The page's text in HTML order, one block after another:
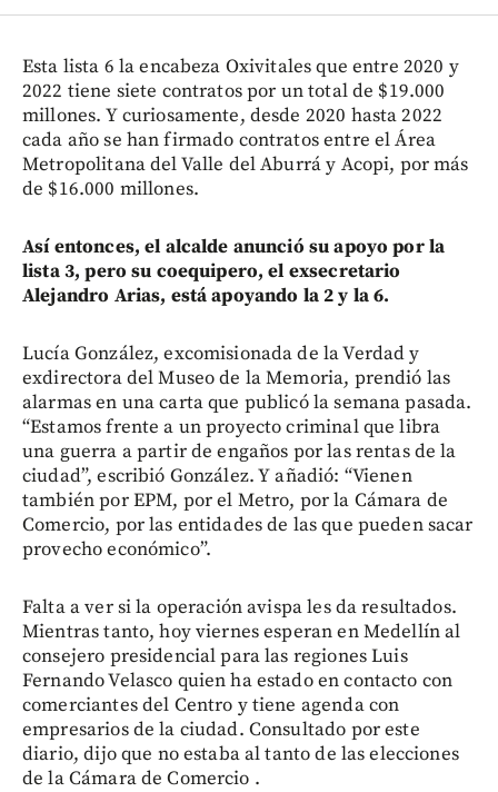
Esta lista 6 la encabeza Oxivitales que entre 2020 y
2022 tiene siete contratos por un total de $19.000
millones. Y curiosamente, desde 2020 hasta 2022
cada año se han firmado contratos entre el Área
Metropolitana del Valle del Aburrá y Acopi, por más
de $16.000 millones.
Así entonces, el alcalde anunció su apoyo por la
lista 3, pero su coequipero, el exsecretario
Alejandro Arias, está apoyando la 2 y la 6.
Lucía González, excomisionada de la Verdad y
exdirectora del Museo de la Memoria, prendió las
alarmas en una carta que publicó la semana pasada.
“Estamos frente a un proyecto criminal que libra
una guerra a partir de engaños por las rentas de la
ciudad”, escribió González. Y añadió: “Vienen
también por EPM, por el Metro, por la Cámara de
Comercio, por las entidades de las que pueden sacar
provecho económico”.
Falta a ver si la operación avispa les da resultados.
Mientras tanto, hoy viernes esperan en Medellín al
consejero presidencial para las regiones Luis
Fernando Velasco quien ha estado en contacto con
comerciantes del Centro y tiene agenda con
empresarios de la ciudad. Consultado por este
diario, dijo que no estaba al tanto de las elecciones
de la Cámara de Comercio .